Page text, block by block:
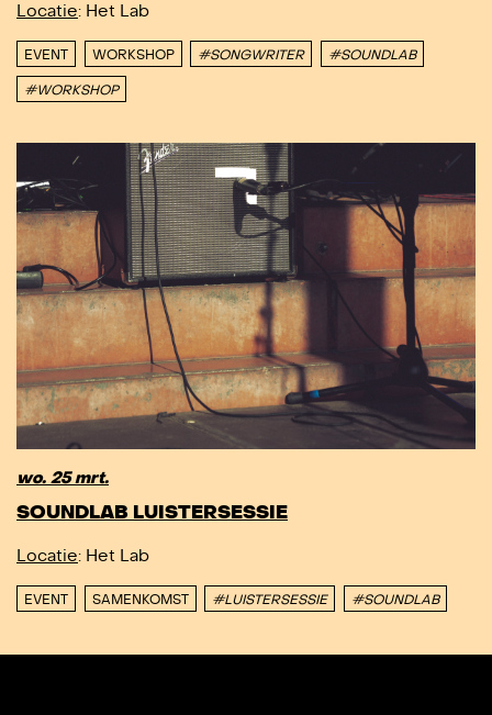
Locatie: Het Lab
EVENT WORKSHOP #SONGWRITER #SOUNDLAB
#WORKSHOP
wo. 25 mrt.
SOUNDLAB LUISTERSESSIE
Locatie: Het Lab
EVENT SAMENKOMST #LUISTERSESSIE #SOUNDLAB